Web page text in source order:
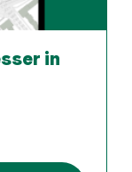
in